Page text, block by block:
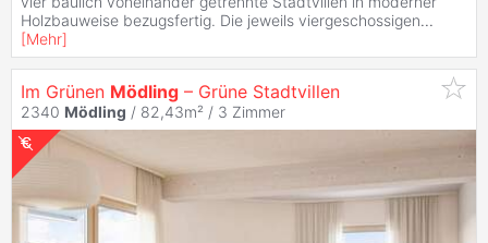
Holzbauweise bezugsfertig. Die jeweils viergeschossigen...
[Mehr]
Im Grünen Mödling – Grüne Stadtvillen
2340 Mödling / 82,43m² / 3 Zimmer